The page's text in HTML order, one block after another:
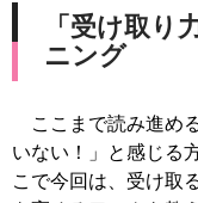
「受け取り
ニング
ここまで読み進め
いない！」と感じる
こで今回は、受け取